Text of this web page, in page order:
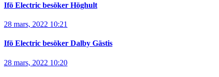
Ifö Electric besöker Höghult
28 mars, 2022 10:21
Ifö Electric besöker Dalby Gästis
28 mars, 2022 10:20